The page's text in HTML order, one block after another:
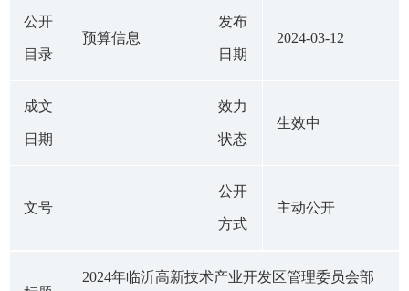
公开
目录
预算信息
发布
日期
2024-03-12
成文
日期
效力
状态
生效中
文号
公开
方式
主动公开
2024年临沂高新技术产业开发区管理委员会部